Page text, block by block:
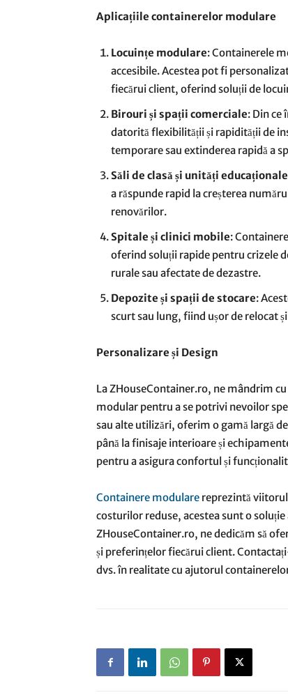
Aplicațiile containerelor modulare
Locuințe modulare: Containerele
accesibile. Acestea pot fi
fiecărui client, oferind soluții de
Birouri și spații comerciale: Din ce
datorită flexibilității și rapidității de
temporare sau extinderea rapidă a
Săli de clasă și unități educaționale
a răspunde rapid la creșterea
renovărilor.
Spitale și clinici mobile:
oferind soluții rapide pentru crizele
rurale sau afectate de dezastre.
Depozite și spații de stocare:
scurt sau lung, fiind ușor de relocat
Personalizare și Design
La ZHouseContainer.ro, ne mândrim
modular pentru a se potrivi nevoilor
sau alte utilizări, oferim o gamă largă
până la finisaje interioare și
pentru a asigura confortul și
Containere modulare reprezintă
costurilor reduse, acestea sunt o
ZHouseContainer.ro, ne dedicăm să
și preferințelor fiecărui client.
dvs. în realitate cu ajutorul